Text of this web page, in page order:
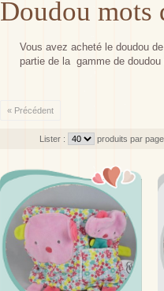
Doudou mots
Vous avez acheté le doudou
partie de la gamme de
« Précédent
Lister : produits par page